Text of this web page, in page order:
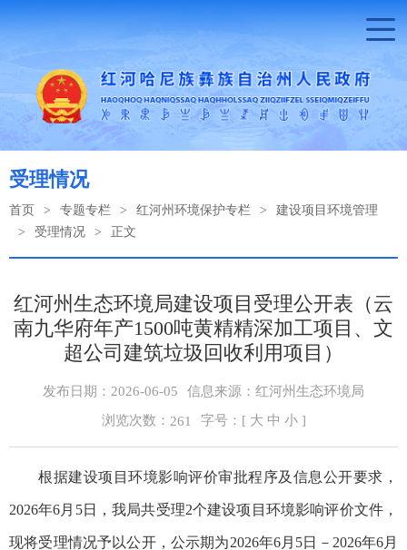
受理情况
首页 > 专题专栏 > 红河州环境保护专栏 >
建设项目环境管理
>
受理情况 > 正文
红河州生态环境局建设项目受理公开表（云
南九华府年产1500吨黄精精深加工项目、文
超公司建筑垃圾回收利用项目）
发布日期：2026-06-05
信息来源：红河州生态环境局
浏览次数： 261 字号：[ 大 中 小]
根据建设项目环境影响评价审批程序及信息公开要求，
2026年6月5日，我局共受理2个建设项目环境影响评价文件，
现将受理情况予以公开，公示期为2026年6月5日－2026年6月